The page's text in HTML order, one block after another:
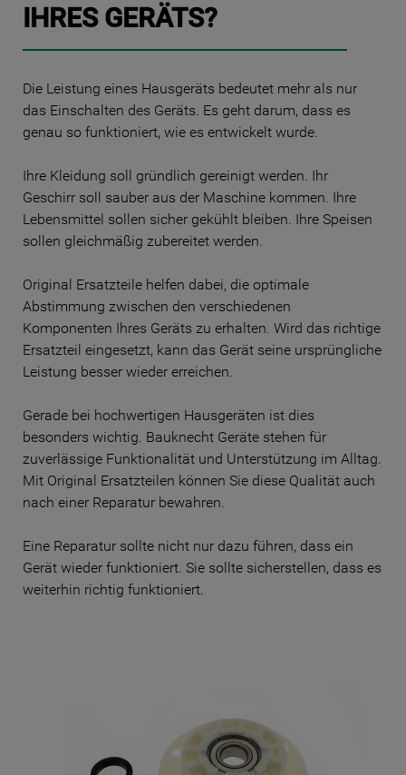
IHRES GERÄTS?
Die Leistung eines Hausgeräts bedeutet mehr als nur
das Einschalten des Geräts. Es geht darum, dass es
genau so funktioniert, wie es entwickelt wurde.
Ihre Kleidung soll gründlich gereinigt werden. Ihr
Geschirr soll sauber aus der Maschine kommen. Ihre
Lebensmittel sollen sicher gekühlt bleiben. Ihre Speisen
sollen gleichmäßig zubereitet werden.
Original Ersatzteile helfen dabei, die optimale
Abstimmung zwischen den verschiedenen
Komponenten Ihres Geräts zu erhalten. Wird das richtige
Ersatzteil eingesetzt, kann das Gerät seine ursprüngliche
Leistung besser wieder erreichen.
Gerade bei hochwertigen Hausgeräten ist dies
besonders wichtig. Bauknecht Geräte stehen für
zuverlässige Funktionalität und Unterstützung im Alltag.
Mit Original Ersatzteilen können Sie diese Qualität auch
nach einer Reparatur bewahren.
Eine Reparatur sollte nicht nur dazu führen, dass ein
Gerät wieder funktioniert. Sie sollte sicherstellen, dass es
weiterhin richtig funktioniert.